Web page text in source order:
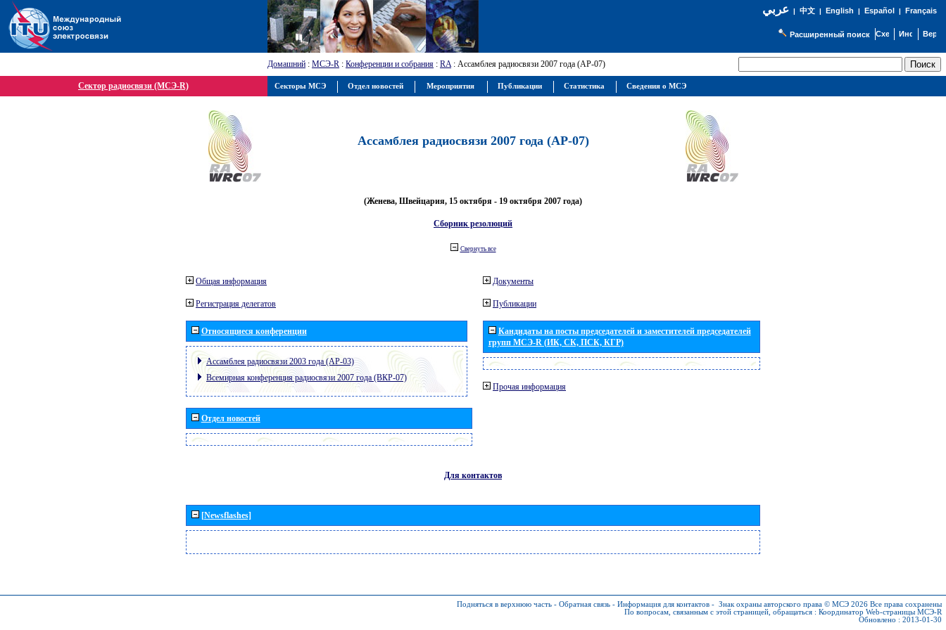
عربي| 中文| English | Español | Français
Расширенный поиск
Домашний : МСЭ-R : Конференции и собрания : RA: Ассамблея радиосвязи 2007 года (АР-07)
Сектор радиосвязи (МСЭ-R)
Ассамблея радиосвязи 2007 года (АР-07)
(Женева, Швейцария, 15 октября - 19 октября 2007 года)
Сборник резолюций
Свернуть все
Общая информация
Регистрация делегатов
Относящиеся конференции
Ассамблея радиосвязи 2003 года (АР-03)
Всемирная конференция радиосвязи 2007 года (ВКР-07)
Отдел новостей
Документы
Публикации
Кандидаты на посты председателей и заместителей председателей
групп МСЭ-R (ИК, СК, ПСК, КГР)
Прочая информация
Для контактов
[Newsflashes]
Подняться в верхнюю часть - Обратная связь - Информация для контактов - Знак охраны авторского права © МСЭ 2026 Все права сохранены
По вопросам, связанным с этой страницей, обращаться : Координатор Web-страницы МСЭ-R
Обновлено : 2013-01-30
Секторы МСЭ Отдел новостей Мероприятия Публикации Статистика Сведения о МСЭ